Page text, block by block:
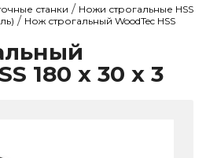
станки / Ножи строгальные HSS
/ Нож строгальный WoodTec HSS
180 x 30 x 3